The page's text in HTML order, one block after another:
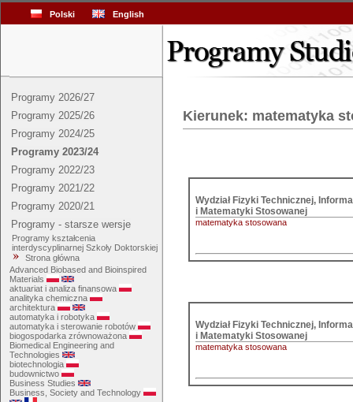
Polski English
Programy 2026/27
Programy 2025/26
Programy 2024/25
Programy 2023/24
Programy 2022/23
Programy 2021/22
Programy 2020/21
Programy - starsze wersje
Programy kształcenia
interdyscyplinarnej Szkoły Doktorskiej
Strona główna
Advanced Biobased and Bioinspired
Materials
aktuariat i analiza finansowa
analityka chemiczna
architektura
automatyka i robotyka
automatyka i sterowanie robotów
biogospodarka zrównoważona
Biomedical Engineering and
Technologies
biotechnologia
budownictwo
Business Studies
Business, Society and Technology
Kierunek: matematyka
Wydział Fizyki Technicznej,
i Matematyki Stosowanej
matematyka stosowana
Wydział Fizyki Technicznej,
i Matematyki Stosowanej
matematyka stosowana